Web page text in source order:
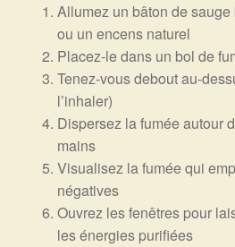
Allumez un bâton de
ou un encens naturel
Placez-le dans un bol de
Tenez-vous debout au-
l’inhaler)
Dispersez la fumée autour
mains
Visualisez la fumée qui
négatives
Ouvrez les fenêtres pour
les énergies purifiées